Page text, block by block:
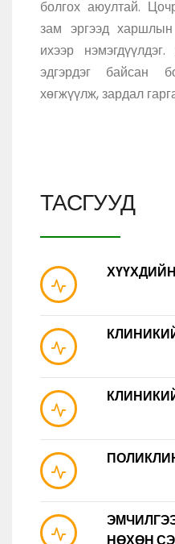
болгох аюултай.
зам эргээд
ихээр
эдгэрдэг байсан
хөгжүүлж, зардал
ТАСГУУД